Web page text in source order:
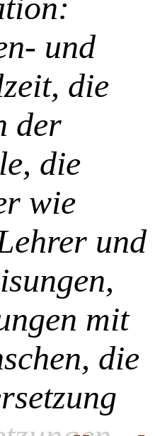
und
die
der
die
wie
und
mit
die